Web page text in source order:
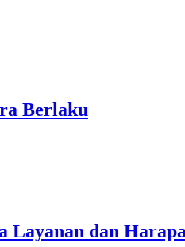
Berlaku
Layanan dan